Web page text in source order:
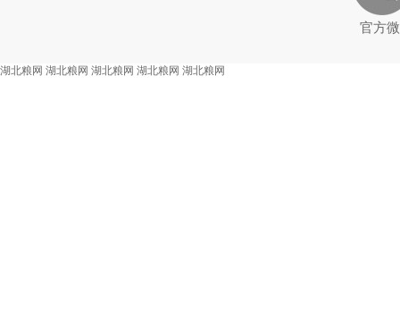
官方
湖北粮网 湖北粮网 湖北粮网 湖北粮网 湖北粮网